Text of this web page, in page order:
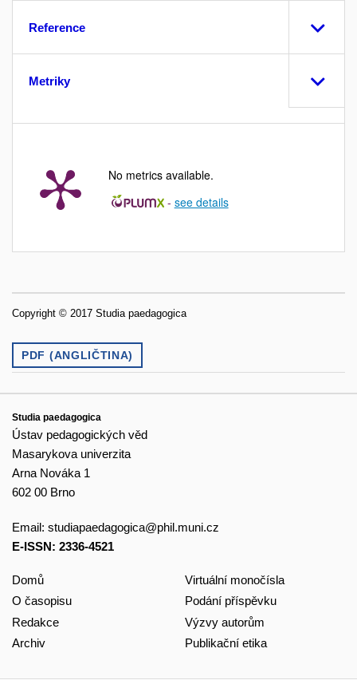
Reference
Metriky
No metrics available.
- see details
Copyright © 2017 Studia paedagogica
PDF (ANGLIČTINA)
Studia paedagogica
Ústav pedagogických věd
Masarykova univerzita
Arna Nováka 1
602 00 Brno
Email: studiapaedagogica@phil.muni.cz
E-ISSN: 2336-4521
Domů
O časopisu
Redakce
Archiv
Virtuální monočísla
Podání příspěvku
Výzvy autorům
Publikační etika